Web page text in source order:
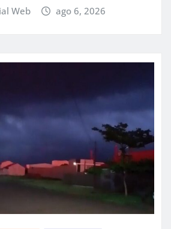
Web ago 6, 2026